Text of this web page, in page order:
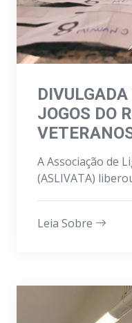
JOGOS DO
A Associação de
(ASLIVATA)
Leia Sobre